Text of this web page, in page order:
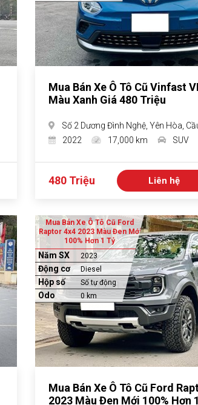
Mua Bán Xe Ô Tô Cũ Vinfast
Màu Xanh Giá 480 Triệu
Số 2 Dương Đình Nghệ, Yên Hòa,
2022
17,000 km SUV
480 Triệu Liên hệ
Mua Bán Xe Ô Tô Cũ Ford
Raptor 4x4 2023 Màu Đen Mới
100% Hơn 1 Tỷ
Năm SX 2023
Động cơ Diesel
Hộp số Số tự động
Odo 0 km
Mua Bán Xe Ô Tô Cũ Ford
2023 Màu Đen Mới 100% Hơn